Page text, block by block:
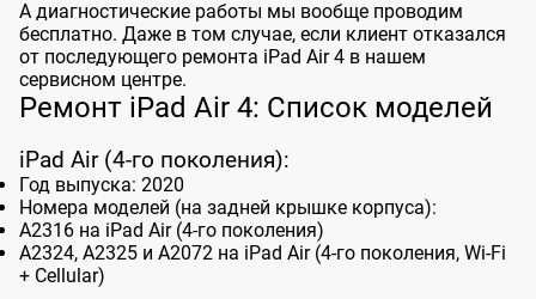
А диагностические работы мы вообще проводим
бесплатно. Даже в том случае, если клиент отказался
от последующего ремонта iPad Air 4 в нашем
сервисном центре.
Ремонт iPad Air 4: Cписок моделей
iPad Air (4-го поколения):
Год выпуска: 2020
Номера моделей (на задней крышке корпуса):
A2316 на iPad Air (4-го поколения)
A2324, A2325 и A2072 на iPad Air (4-го поколения, Wi-Fi
+ Cellular)